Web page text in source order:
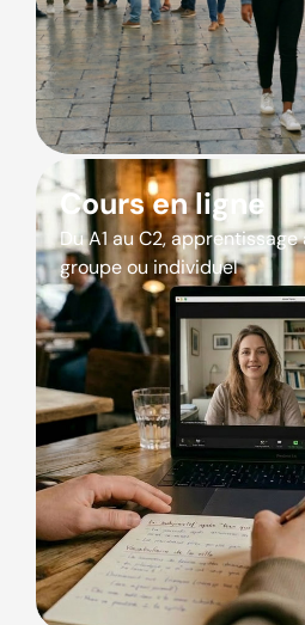
Cours en ligne
Du A1 au C2,
groupe ou individuel